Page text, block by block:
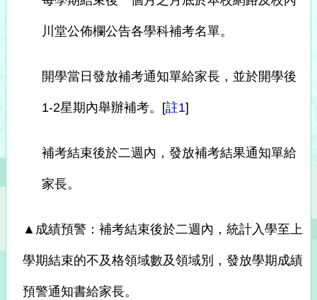
川堂公佈欄公告各學科補考名單。
開學當日發放補考通知單給家長，並於開學後
1-2星期內舉辦補考。[註1]
補考結束後於二週內，發放補考結果通知單給
家長。
▲成績預警：補考結束後於二週內，統計入學至上
學期結束的不及格領域數及領域別，發放學期成績
預警通知書給家長。